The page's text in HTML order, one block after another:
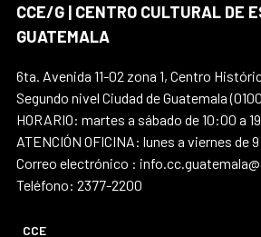
CCE/G | CENTRO CULTURAL DE
GUATEMALA
6ta. Avenida 11-02 zona 1, Centro
Segundo nivel Ciudad de Guatemala
HORARIO: martes a sábado de 10:00 a
ATENCIÓN OFICINA: lunes a viernes de
Correo electrónico :
Teléfono: 2377-2200
CCE